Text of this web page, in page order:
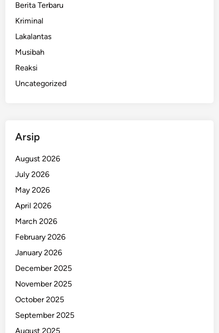
Berita Terbaru
Kriminal
Lakalantas
Musibah
Reaksi
Uncategorized
Arsip
August 2026
July 2026
May 2026
April 2026
March 2026
February 2026
January 2026
December 2025
November 2025
October 2025
September 2025
August 2025